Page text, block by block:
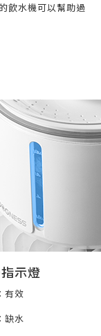
飲水機可以幫助過
示燈
有效
缺水